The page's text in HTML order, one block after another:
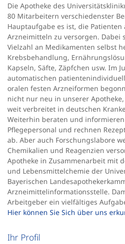
Die Apotheke des
80 Mitarbeitern verschiedenster
Hauptaufgabe es ist, die
Arzneimitteln zu versorgen. Dabei
Vielzahl an Medikamenten selbst
Krebsbehandlung,
Kapseln, Säfte, Zäpfchen usw. Im
automatischen
oralen festen Arzneiformen
nicht nur neu in unserer
weit verbreitet in deutschen
Weiterhin beraten und
Pflegepersonal und rechnen
ab. Aber auch Forschungslabore
Chemikalien und Reagenzien
Apotheke in Zusammenarbeit mit
und Lebensmittelchemie der
Bayerischen
Arzneimittelinformationsstelle.
Arbeitgeber ein vielfältiges
Hier können Sie Sich über uns
Ihr Profil